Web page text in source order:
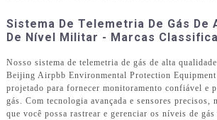
Sistema De Telemetria De Gás De
De Nível Militar - Marcas
Nosso sistema de telemetria de gás de alta
Beijing Airpbb Environmental Protection
projetado para fornecer monitoramento confiável e
gás. Com tecnologia avançada e sensores precisos,
que você possa rastrear e gerenciar os níveis de gás